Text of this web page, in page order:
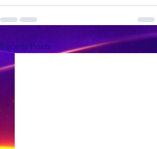
Recent Posts See All